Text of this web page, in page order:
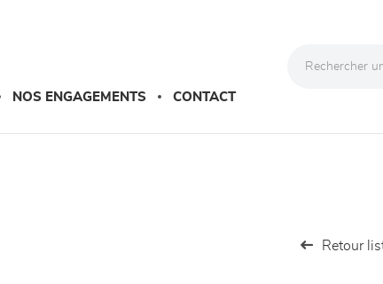
NOS ENGAGEMENTS CONTACT
Retour